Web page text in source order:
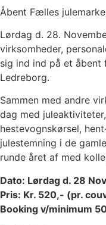
Åbent Fælles
Lørdag d. 28.
virksomheder,
sig ind ind på et
Ledreborg.
Sammen med andre
dag med
hestevognskørsel,
julestemning i de
runde året af med
Dato: Lørdag d. 28
Pris: Kr. 520,- (pr.
Booking v/minimum